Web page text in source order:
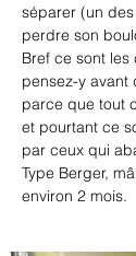
séparer (un
perdre son
Bref ce sont
pensez-y avant
parce que tout
et pourtant ce
par ceux qui
Type Berger,
environ 2 mois.